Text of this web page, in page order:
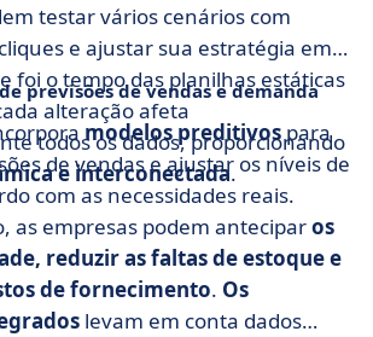
testar vários cenários com
e ajustar sua estratégia em
foi o tempo das planilhas estáticas
alteração afeta
todos os dados, proporcionando
e interconectada.
previsões de vendas e demanda
modelos preditivospara
de vendas e ajustar os níveis de
com as necessidades reais.
as empresas podem anteciparos
reduzir as faltas de estoque e
de fornecimento. Os
levam em conta dados